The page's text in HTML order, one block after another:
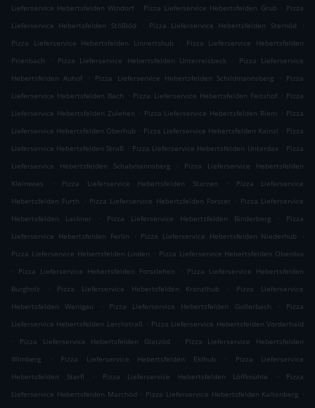
Lieferservice Hebertsfelden Windorf . Pizza Lieferservice Hebertsfelden Grub . Pizza
Lieferservice Hebertsfelden Stößlöd
. Pizza Lieferservice Hebertsfelden Sternöd
.
Pizza Lieferservice Hebertsfelden Linnertshub
.
Pizza Lieferservice Hebertsfelden
Prienbach
. Pizza Lieferservice Hebertsfelden Unterreisbeck .
Pizza Lieferservice
Hebertsfelden Auhof
. Pizza Lieferservice Hebertsfelden Schildmannsberg . Pizza
Lieferservice Hebertsfelden Bach . Pizza Lieferservice Hebertsfelden Feitshof . Pizza
Lieferservice Hebertsfelden Zulehen . Pizza Lieferservice Hebertsfelden Riem . Pizza
Lieferservice Hebertsfelden Oberhub . Pizza Lieferservice Hebertsfelden Kainzl . Pizza
Lieferservice Hebertsfelden Straß . Pizza Lieferservice Hebertsfelden Unterdax . Pizza
Lieferservice Hebertsfelden Schabmannsberg
.
Pizza Lieferservice Hebertsfelden
Kleinwies
. Pizza Lieferservice Hebertsfelden Starzen .
Pizza Lieferservice
Hebertsfelden Furth
. Pizza Lieferservice Hebertsfelden Forster . Pizza Lieferservice
Hebertsfelden Lackner
. Pizza Lieferservice Hebertsfelden Binderberg .
Pizza
Lieferservice Hebertsfelden Ferlin
. Pizza Lieferservice Hebertsfelden Niederhub
.
Pizza Lieferservice Hebertsfelden Linden . Pizza Lieferservice Hebertsfelden Oberdax
. Pizza Lieferservice Hebertsfelden Forstlehen . Pizza Lieferservice Hebertsfelden
Burgholz
. Pizza Lieferservice Hebertsfelden Kranzlhub .
Pizza Lieferservice
Hebertsfelden Wenigau
. Pizza Lieferservice Hebertsfelden Gollerbach .
Pizza
Lieferservice Hebertsfelden Lerchstraß . Pizza Lieferservice Hebertsfelden Vorderhaid
.
Pizza Lieferservice Hebertsfelden Glatzöd .
Pizza Lieferservice Hebertsfelden
Wimberg
. Pizza Lieferservice Hebertsfelden Eklhub .
Pizza Lieferservice
Hebertsfelden Sterfl
. Pizza Lieferservice Hebertsfelden Löfflmühle .
Pizza
Lieferservice Hebertsfelden Marchöd . Pizza Lieferservice Hebertsfelden Kaltenberg .